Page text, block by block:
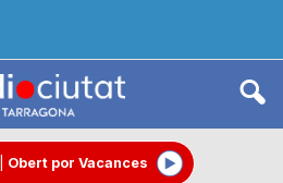
Obert por Vacances